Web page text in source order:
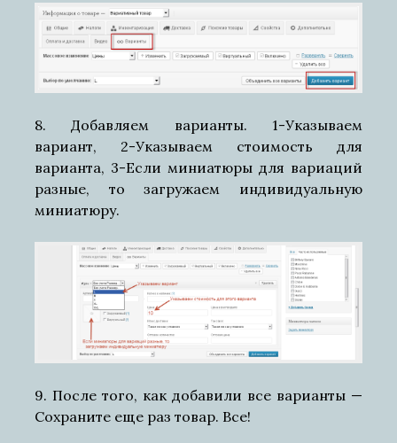
8. Добавляем варианты. 1-Указываем
вариант, 2-Указываем стоимость для
варианта, 3-Если миниатюры для вариаций
разные, то загружаем индивидуальную
миниатюру.
9. После того, как добавили все варианты —
Сохраните еще раз товар. Все!